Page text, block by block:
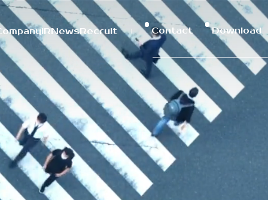
ompanyIRNewsRecruit Contact Download